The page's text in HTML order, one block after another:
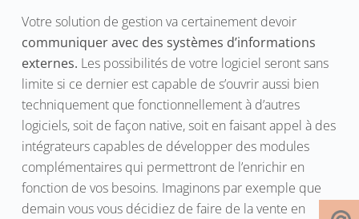
Votre solution de gestion va certainement devoir
communiquer avec des systèmes d’informations
externes. Les possibilités de votre logiciel seront sans
limite si ce dernier est capable de s’ouvrir aussi bien
techniquement que fonctionnellement à d’autres
logiciels, soit de façon native, soit en faisant appel à des
intégrateurs capables de développer des modules
complémentaires qui permettront de l’enrichir en
fonction de vos besoins. Imaginons par exemple que
demain vous vous décidiez de faire de la vente en